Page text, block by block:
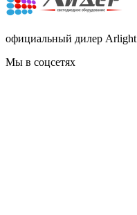
официальный дилер Arlight
Мы в соцсетях